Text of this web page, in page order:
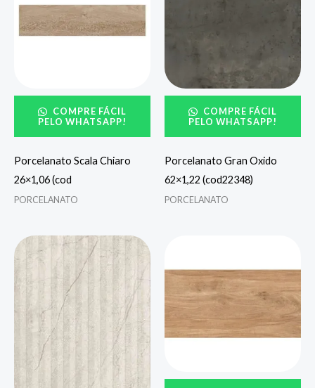
COMPRE FÁCIL
PELO WHATSAPP!
Porcelanato Scala Chiaro
26×1,06 (cod
PORCELANATO
COMPRE FÁCIL
PELO WHATSAPP!
Porcelanato Gran Oxido
62×1,22 (cod22348)
PORCELANATO